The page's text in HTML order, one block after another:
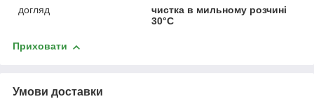
догляд
чистка в мильному розчині
30°С
Приховати
Умови доставки